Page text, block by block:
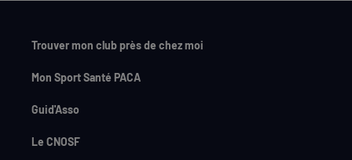
Trouver mon club près de chez moi
Mon Sport Santé PACA
Guid'Asso
Le CNOSF